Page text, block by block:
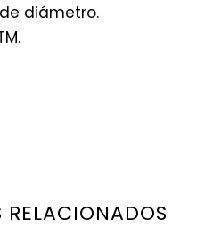
diámetro.
RELACIONADOS